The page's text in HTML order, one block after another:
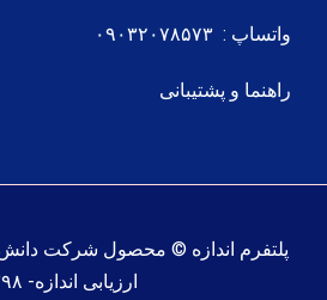
واتساپ : ۰۹۰۳۲۰۷۸۵۷۳
راهنما و پشتیبانی
پلتفرم اندازه © محصول شرکت دانش
ارزیابی اندازه- ۱۳۹۸